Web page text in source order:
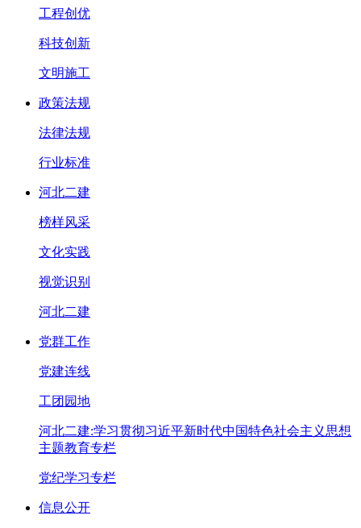
工程创优
科技创新
文明施工
政策法规
法律法规
行业标准
河北二建
榜样风采
文化实践
视觉识别
河北二建
党群工作
党建连线
工团园地
河北二建:学习贯彻习近平新时代中国特色社会主义思想
主题教育专栏
党纪学习专栏
信息公开